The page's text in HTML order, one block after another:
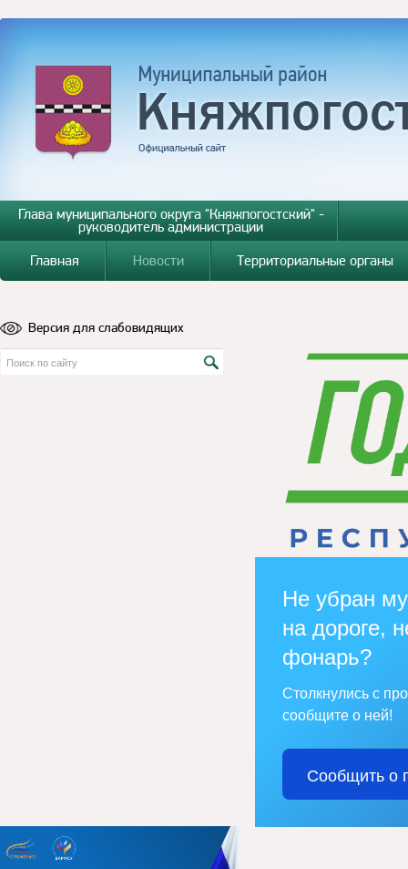
Глава муниципального округа "Княжпогостский" -
руководитель администрации
Главная
Новости Территориальные органы
Версия для слабовидящих
Не убран
на дороге,
фонарь?
Столкнулись с
сообщите о ней!
Сообщить о